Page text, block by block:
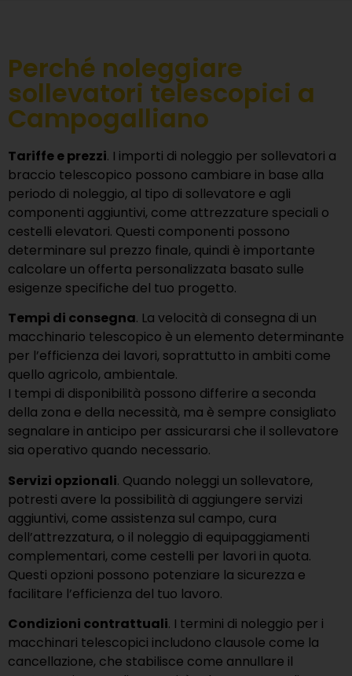
Perché noleggiare
sollevatori telescopici a
Campogalliano
Tariffe e prezzi. I importi di noleggio per sollevatori a
braccio telescopico possono cambiare in base alla
periodo di noleggio, al tipo di sollevatore e agli
componenti aggiuntivi, come attrezzature speciali o
cestelli elevatori. Questi componenti possono
determinare sul prezzo finale, quindi è importante
calcolare un offerta personalizzata basato sulle
esigenze specifiche del tuo progetto.
Tempi di consegna. La velocità di consegna di un
macchinario telescopico è un elemento determinante
per l’efficienza dei lavori, soprattutto in ambiti come
quello agricolo, ambientale.
I tempi di disponibilità possono differire a seconda
della zona e della necessità, ma è sempre consigliato
segnalare in anticipo per assicurarsi che il sollevatore
sia operativo quando necessario.
Servizi opzionali. Quando noleggi un sollevatore,
potresti avere la possibilità di aggiungere servizi
aggiuntivi, come assistenza sul campo, cura
dell’attrezzatura, o il noleggio di equipaggiamenti
complementari, come cestelli per lavori in quota.
Questi opzioni possono potenziare la sicurezza e
facilitare l’efficienza del tuo lavoro.
Condizioni contrattuali. I termini di noleggio per i
macchinari telescopici includono clausole come la
cancellazione, che stabilisce come annullare il